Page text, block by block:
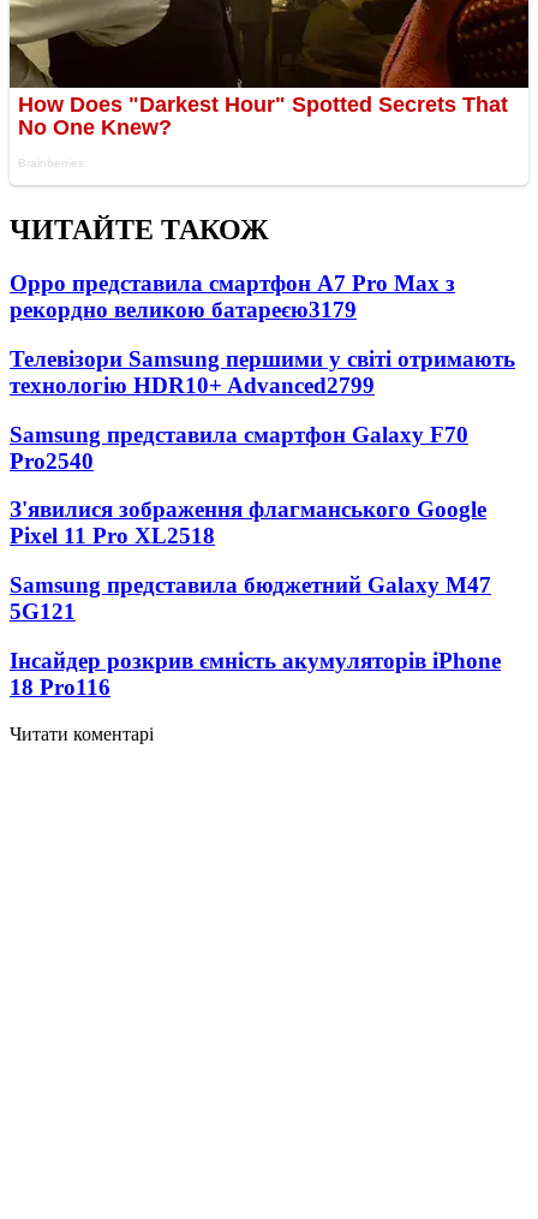
ЧИТАЙТЕ ТАКОЖ
Oppo представила смартфон A7 Pro Max з
рекордно великою батареєю3179
Телевізори Samsung першими у світі отримають
технологію HDR10+ Advanced2799
Samsung представила смартфон Galaxy F70
Pro2540
З'явилися зображення флагманського Google
Pixel 11 Pro XL2518
Samsung представила бюджетний Galaxy M47
5G121
Інсайдер розкрив ємність акумуляторів iPhone
18 Pro116
Читати коментарі